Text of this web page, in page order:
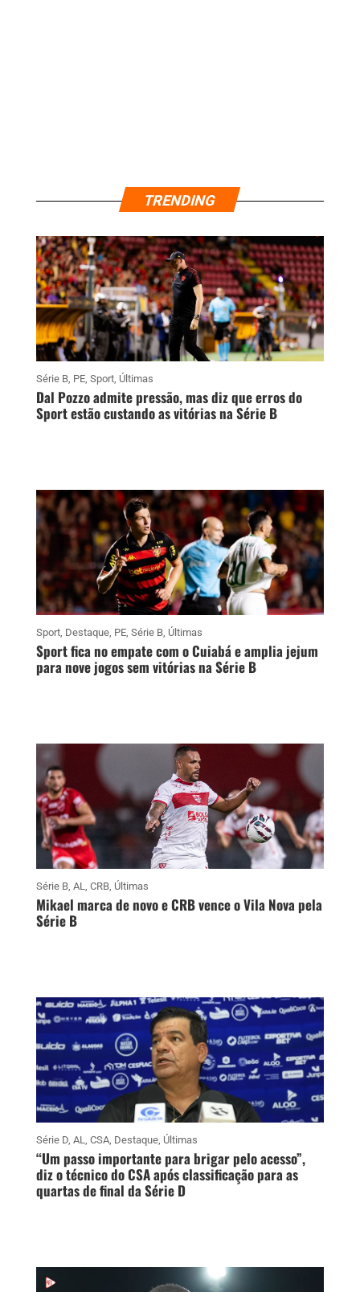
TRENDING
Série B, PE, Sport, Últimas
Dal Pozzo admite pressão, mas diz que erros do
Sport estão custando as vitórias na Série B
Sport, Destaque, PE, Série B, Últimas
Sport fica no empate com o Cuiabá e amplia jejum
para nove jogos sem vitórias na Série B
Série B, AL, CRB, Últimas
Mikael marca de novo e CRB vence o Vila Nova pela
Série B
Série D, AL, CSA, Destaque, Últimas
“Um passo importante para brigar pelo acesso”,
diz o técnico do CSA após classificação para as
quartas de final da Série D